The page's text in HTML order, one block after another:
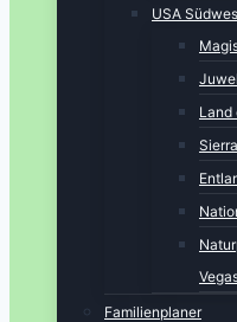
USA
Land
Familienplaner